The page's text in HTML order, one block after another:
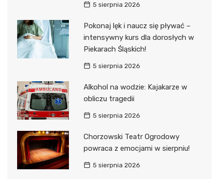
5 sierpnia 2026
Pokonaj lęk i naucz się pływać –
intensywny kurs dla dorosłych w
Piekarach Śląskich!
5 sierpnia 2026
Alkohol na wodzie: Kajakarze w
obliczu tragedii
5 sierpnia 2026
Chorzowski Teatr Ogrodowy
powraca z emocjami w sierpniu!
5 sierpnia 2026